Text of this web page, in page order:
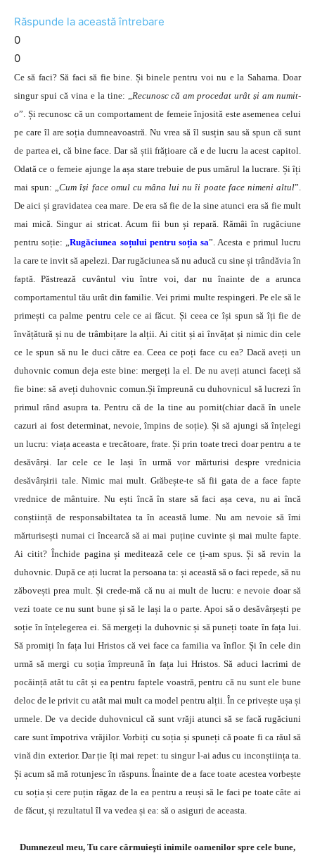
Răspunde la această întrebare
0
0
Ce să faci? Să faci să fie bine. Și binele pentru voi nu e la Saharna. Doar
singur spui că vina e la tine: „Recunosc că am procedat urât și am numit-
o”. Și recunosc că un comportament de femeie înjosită este asemenea celui
pe care îl are soția dumneavoastră. Nu vrea să îl susțin sau să spun că sunt
de partea ei, că bine face. Dar să știi frățioare că e de lucru la acest capitol.
Odată ce o femeie ajunge la așa stare trebuie de pus umărul la lucrare. Și îți
mai spun: „Cum își face omul cu mâna lui nu îi poate face nimeni altul”.
De aici și gravidatea cea mare. De era să fie de la sine atunci era să fie mult
mai mică. Singur ai stricat. Acum fii bun și repară. Rămâi în rugăciune
pentru soție: „Rugăciunea soțului pentru soția sa”. Acesta e primul lucru
la care te invit să apelezi. Dar rugăciunea să nu aducă cu sine și trândăvia în
faptă. Păstrează cuvântul viu între voi, dar nu înainte de a arunca
comportamentul tău urât din familie. Vei primi multe respingeri. Pe ele să le
primești ca palme pentru cele ce ai făcut. Și ceea ce își spun să îți fie de
învățătură și nu de trâmbițare la alții. Ai citit și ai învățat și nimic din cele
ce le spun să nu le duci către ea. Ceea ce poți face cu ea? Dacă aveți un
duhovnic comun deja este bine: mergeți la el. De nu aveți atunci faceți să
fie bine: să aveți duhovnic comun.Și împreună cu duhovnicul să lucrezi în
primul rând asupra ta. Pentru că de la tine au pornit(chiar dacă în unele
cazuri ai fost determinat, nevoie, împins de soție). Și să ajungi să înțelegi
un lucru: viața aceasta e trecătoare, frate. Și prin toate treci doar pentru a te
desăvârși. Iar cele ce le lași în urmă vor mărturisi despre vrednicia
desăvârșirii tale. Nimic mai mult. Grăbește-te să fii gata de a face fapte
vrednice de mântuire. Nu ești încă în stare să faci așa ceva, nu ai încă
conștiință de responsabiltatea ta în această lume. Nu am nevoie să îmi
mărturisești numai ci încearcă să ai mai puține cuvinte și mai multe fapte.
Ai citit? Închide pagina și meditează cele ce ți-am spus. Și să revin la
duhovnic. După ce ați lucrat la persoana ta: și această să o faci repede, să nu
zăbovești prea mult. Și crede-mă că nu ai mult de lucru: e nevoie doar să
vezi toate ce nu sunt bune și să le lași la o parte. Apoi să o desăvârșești pe
soție în înțelegerea ei. Să mergeți la duhovnic și să puneți toate în fața lui.
Să promiți în fața lui Hristos că vei face ca familia va înflor. Și în cele din
urmă să mergi cu soția împreună în fața lui Hristos. Să aduci lacrimi de
pocăință atât tu cât și ea pentru faptele voastră, pentru că nu sunt ele bune
deloc de le privit cu atât mai mult ca model pentru alții. În ce privește ușa și
urmele. De va decide duhovnicul că sunt vrăji atunci să se facă rugăciuni
care sunt împotriva vrăjilor. Vorbiți cu soția și spuneți că poate fi ca răul să
vină din exterior. Dar ție îți mai repet: tu singur l-ai adus cu inconștiința ta.
Și acum să mă rotunjesc în răspuns. Înainte de a face toate acestea vorbește
cu soția și cere puțin răgaz de la ea pentru a reuși să le faci pe toate câte ai
de făcut, și rezultatul îl va vedea și ea: să o asiguri de aceasta.
Dumnezeul meu, Tu care cârmuieşti inimile oamenilor spre cele bune,